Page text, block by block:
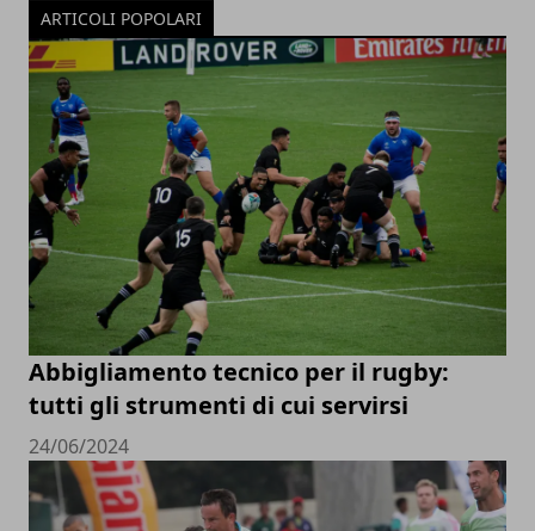
ARTICOLI POPOLARI
Abbigliamento tecnico per il rugby:
tutti gli strumenti di cui servirsi
24/06/2024